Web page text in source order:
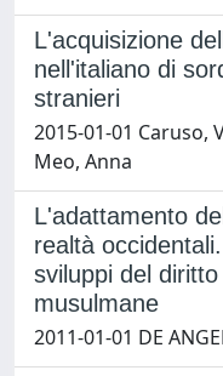
L'acquisizione
nell'italiano di
stranieri
2015-01-01 Caruso,
Meo, Anna
L'adattamento
realtà
sviluppi del
musulmane
2011-01-01 DE